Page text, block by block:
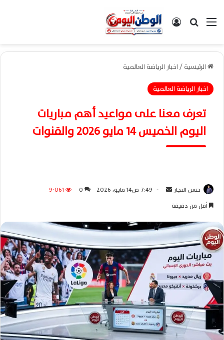
القائمةبحث عن تسجيل الدخول
الرئيسية/اخبار الرياضة العالمية
اخبار الرياضة العالمية
تعرف معنا على مواعيد أهم مباريات
اليوم الخميس 14 مايو 2026 والقنوات
حسن النجار
ل
ر
د
ا
إ
ل
ك
ت
7:49 ص14 مايو، 2026 0
9٬061
أقل من دقيقة